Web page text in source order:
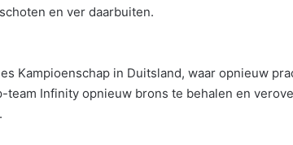
en ver daarbuiten.
Kampioenschap in Duitsland, waar opnieuw
team Infinity opnieuw brons te behalen en